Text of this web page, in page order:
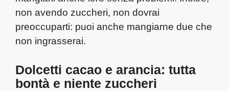
non avendo zuccheri, non dovrai
preoccuparti: puoi anche mangiarne due che
non ingrasserai.
Dolcetti cacao e arancia: tutta
bontà e niente zuccheri